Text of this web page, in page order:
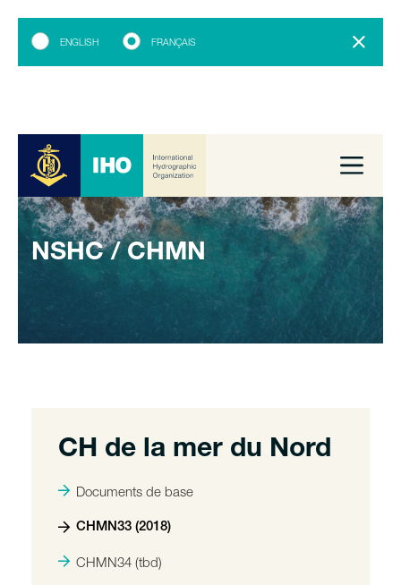
ENGLISH FRANÇAIS
NSHC / CHMN
CH de la mer du Nord
Documents de base
CHMN33 (2018)
CHMN34 (tbd)